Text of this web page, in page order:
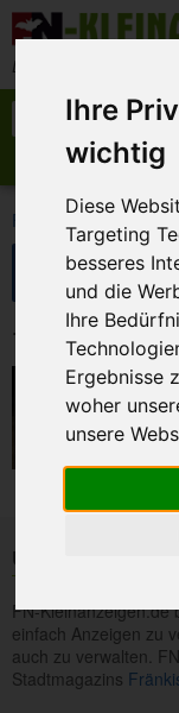
Ihre
wichtig
Diese
Targeting
besseres
und die
Ihre
Ergebnisse
woher
unsere
Zum Inhalt springen
Der beste Platz für
Suche nach:
FN-Kleinanzeigen>
1
Über uns
FN-Kleinanzeigen.de
einfach Anzeigen zu
auch zu verwalten.
Stadtmagazins